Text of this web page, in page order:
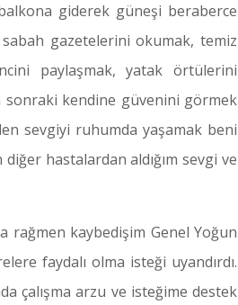
giderek güneşi beraberce
gazetelerini okumak, temiz
paylaşmak, yatak örtülerini
sonraki kendine güvenini görmek
sevgiyi ruhumda yaşamak beni
hastalardan aldığım sevgi ve
rağmen kaybedişim Genel Yoğun
faydalı olma isteği uyandırdı.
çalışma arzu ve isteğime destek